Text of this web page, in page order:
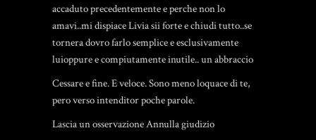
accaduto precedentemente e perche non lo
amavi..mi dispiace Livia sii forte e chiudi tutto..se
tornera dovro farlo semplice e esclusivamente
luioppure e compiutamente inutile.. un abbraccio
Cessare e fine. E veloce. Sono meno loquace di te,
pero verso intenditor poche parole.
Lascia un osservazione Annulla giudizio